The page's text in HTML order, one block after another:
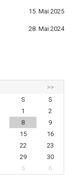
15. Mai 2025
28. Mai 2024
>>
S
S
1
2
8
9
15
16
22
23
29
30
5
6